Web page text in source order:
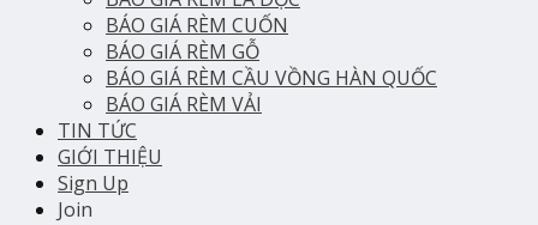
BÁO GIÁ RÈM CUỐN
BÁO GIÁ RÈM GỖ
BÁO GIÁ RÈM CẦU VỒNG HÀN QUỐC
BÁO GIÁ RÈM VẢI
TIN TỨC
GIỚI THIỆU
Sign Up
Join